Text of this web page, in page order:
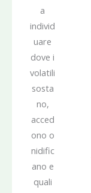
a
individ
uare
dove i
volatili
sosta
no,
acced
ono o
nidific
ano e
quali